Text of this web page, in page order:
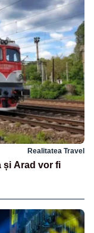
Realitatea Travel
și Arad vor fi